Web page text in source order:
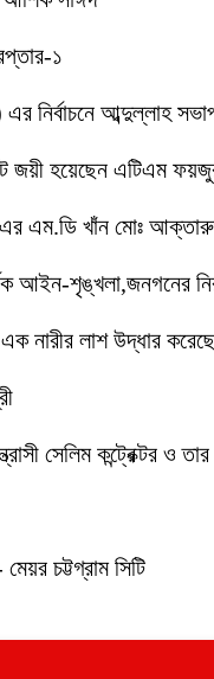
১
নির্বাচনে আব্দুল্লাহ
জয়ী হয়েছেন এটিএম
এম.ডি খাঁন মোঃ
আইন-শৃঙ্খলা,জনগনের
নারীর লাশ উদ্ধার
সেলিম কন্ট্রেক্টর ও
চট্টগ্রাম সিটি